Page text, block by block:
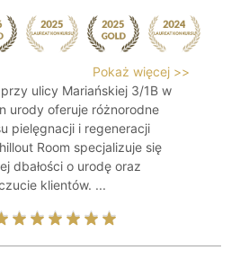
Pokaż więcej >>
ulicy Mariańskiej 3/1B w
urody oferuje różnorodne
pielęgnacji i regeneracji
Room specjalizuje się
dbałości o urodę oraz
klientów. ...